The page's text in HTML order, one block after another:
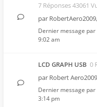
7 Réponses 43061
par RobertAero2009,
Dernier message par
9:02 am
LCD GRAPH USB 0
par Robert Aero2009
Dernier message par
3:14 pm